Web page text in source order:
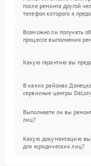
после ремонта другой
телефон которого я
Возможно ли получать
процессе выполнения
Какую гарантию вы
В каких районах
сервисные центры
Выполняете ли вы
лиц?
Какую документацию вы
для юридических лиц?